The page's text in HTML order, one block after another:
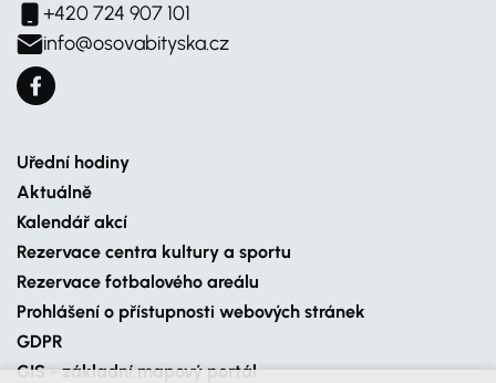
+420 724 907 101
info@osovabityska.cz
Uřední hodiny
Aktuálně
Kalendář akcí
Rezervace centra kultury a sportu
Rezervace fotbalového areálu
Prohlášení o přístupnosti webových stránek
GDPR
GIS - základní mapový portál